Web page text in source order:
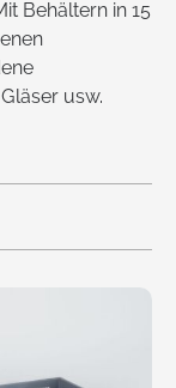
Behältern in 15
usw.